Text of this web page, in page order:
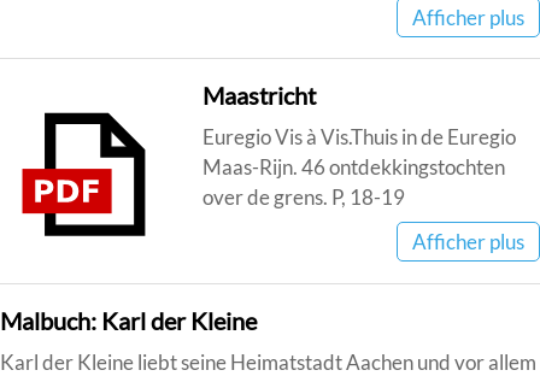
Afficher plus
Maastricht
Euregio Vis à Vis.Thuis in de Euregio
Maas-Rijn. 46 ontdekkingstochten
over de grens. P, 18-19
Afficher plus
Malbuch: Karl der Kleine
Karl der Kleine liebt seine Heimatstadt Aachen und vor allem